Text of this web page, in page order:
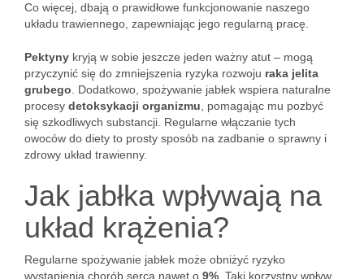
Co więcej, dbają o prawidłowe funkcjonowanie naszego
układu trawiennego, zapewniając jego regularną pracę.
Pektyny kryją w sobie jeszcze jeden ważny atut – mogą
przyczynić się do zmniejszenia ryzyka rozwoju raka jelita
grubego . Dodatkowo, spożywanie jabłek wspiera naturalne
procesy detoksykacji organizmu , pomagając mu pozbyć
się szkodliwych substancji. Regularne włączanie tych
owoców do diety to prosty sposób na zadbanie o sprawny i
zdrowy układ trawienny.
Jak jabłka wpływają na
układ krążenia?
Regularne spożywanie jabłek może obniżyć ryzyko
wystąpienia chorób serca nawet o 9% . Taki korzystny wpływ